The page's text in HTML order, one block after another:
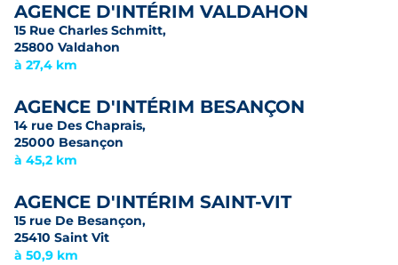
AGENCE D'INTÉRIM VALDAHON
15 Rue Charles Schmitt,
25800 Valdahon
à 27,4 km
AGENCE D'INTÉRIM BESANÇON
14 rue Des Chaprais,
25000 Besançon
à 45,2 km
AGENCE D'INTÉRIM SAINT-VIT
15 rue De Besançon,
25410 Saint Vit
à 50,9 km